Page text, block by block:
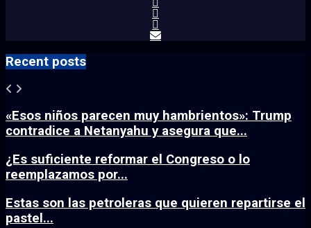
Recent posts
«Esos niños parecen muy hambrientos»: Trump
contradice a Netanyahu y asegura que...
¿Es suficiente reformar el Congreso o lo
reemplazamos por...
Estas son las petroleras que quieren repartirse el
pastel...